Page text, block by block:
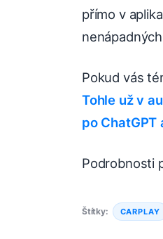
přímo v
Pokud vás
Tohle už v
po ChatGPT
Podrobnosti
Štítky: CARPLAY